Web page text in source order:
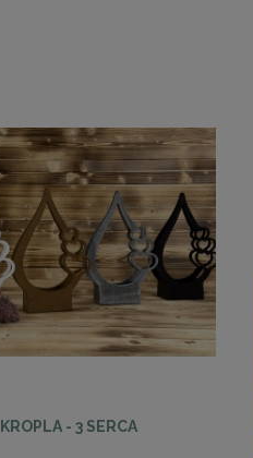
KROPLA - 3 SERCA